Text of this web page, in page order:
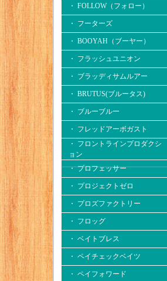
・ FOLLOW（フォロー）
・ フーターズ
・ BOOYAH（ブーヤー）
・ フラッシュユニオン
・ ブラッディサムルアー
・ BRUTUS(ブルータス)
・ ブルーブルー
・ フレッドアーボガスト
・ フロントラインプロダクシ
ョン
・ プロフェッサー
・ プロジェクトゼロ
・ プロズファクトリー
・ フロッグ
・ ベイトブレス
・ ペイチェックベイツ
・ ペイフォワード